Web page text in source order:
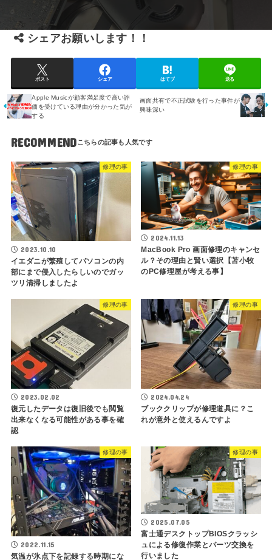
シェアお願いします！！
ポスト シェア はてブ 送る
画面共有で不正試験を行った事件が
興味深い
Apple Musicが顧客満足度で高い評
価を受けている理由が分かった気が
する
RECOMMEND
修理の事
2023.10.10
イエダニが繁殖してパソコンの内
部にまで侵入したらしいのでガッ
ツリ清掃しましたよ
修理の事
2024.11.13
MacBook Pro 画面修理のキャンセ
ル？その理由と賢い選択【苫小牧
のPC修理屋が考える事】
修理の事
2023.02.02
復元したデータは復旧後でも閲覧
出来なくなる可能性がある事を確
認
修理の事
2024.04.24
ブッククリップが修理道具に？こ
れが意外と使えるんですよ
修理の事
2022.11.15
気温が氷点下を記録する時期にな
修理の事
2025.07.05
富士通デスクトップBIOSクラッシ
ュによる修復作業とパーツ交換を
行いました